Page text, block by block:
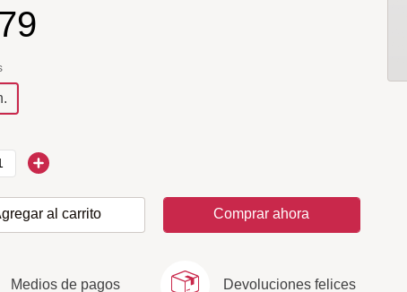
al carrito Comprar ahora
Medios de pagos Devoluciones felices